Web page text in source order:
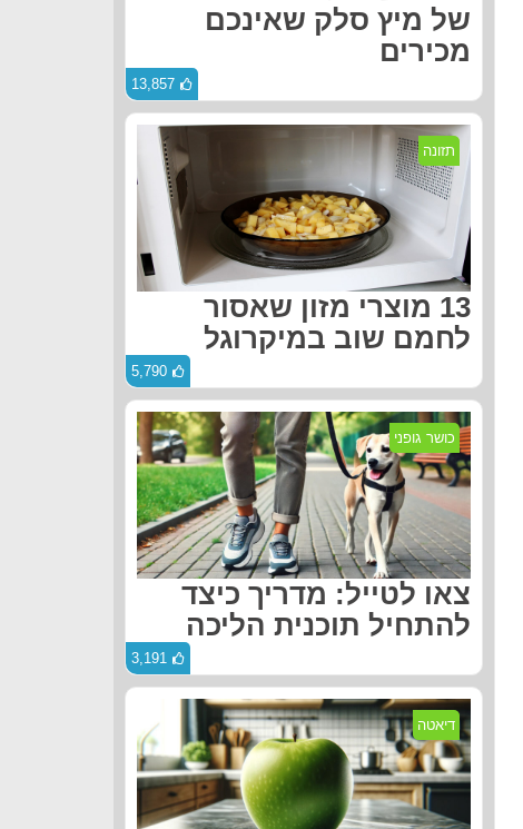
של מיץ סלק שאינכם
מכירים
13,857
תזונה
13 מוצרי מזון שאסור
לחמם שוב במיקרוגל
5,790
כושר גופני
צאו לטייל: מדריך כיצד
להתחיל תוכנית הליכה
3,191
דיאטה